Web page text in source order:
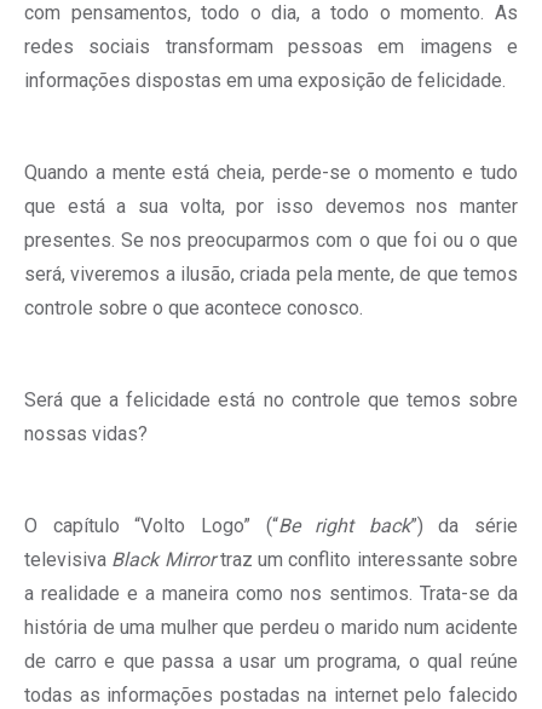
com pensamentos, todo o dia, a todo o momento. As
redes sociais transformam pessoas em imagens e
informações dispostas em uma exposição de felicidade.
Quando a mente está cheia, perde-se o momento e tudo
que está a sua volta, por isso devemos nos manter
presentes. Se nos preocuparmos com o que foi ou o que
será, viveremos a ilusão, criada pela mente, de que temos
controle sobre o que acontece conosco.
Será que a felicidade está no controle que temos sobre
nossas vidas?
O capítulo “Volto Logo” (“Be right back”) da série
televisiva Black Mirrortraz um conflito interessante sobre
a realidade e a maneira como nos sentimos. Trata-se da
história de uma mulher que perdeu o marido num acidente
de carro e que passa a usar um programa, o qual reúne
todas as informações postadas na internet pelo falecido